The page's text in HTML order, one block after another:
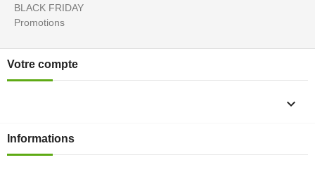
BLACK FRIDAY
Promotions
Votre compte

Informations